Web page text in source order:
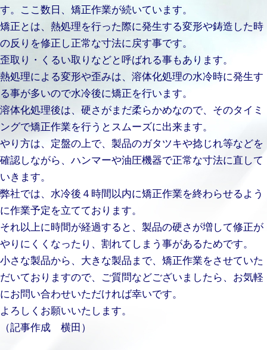
す。ここ数日、矯正作業が続いています。
矯正とは、熱処理を行った際に発生する変形や鋳造した時
の反りを修正し正常な寸法に戻す事です。
歪取り・くるい取りなどと呼ばれる事もあります。
熱処理による変形や歪みは、溶体化処理の水冷時に発生す
る事が多いので水冷後に矯正を行います。
溶体化処理後は、硬さがまだ柔らかめなので、そのタイミ
ングで矯正作業を行うとスムーズに出来ます。
やり方は、定盤の上で、製品のガタツキや捻じれ等などを
確認しながら、ハンマーや油圧機器で正常な寸法に直して
いきます。
弊社では、水冷後４時間以内に矯正作業を終わらせるよう
に作業予定を立てております。
それ以上に時間が経過すると、製品の硬さが増して修正が
やりにくくなったり、割れてしまう事があるためです。
小さな製品から、大きな製品まで、矯正作業をさせていた
だいておりますので、ご質問などございましたら、お気軽
にお問い合わせいただければ幸いです。
よろしくお願いいたします。
（記事作成 横田）